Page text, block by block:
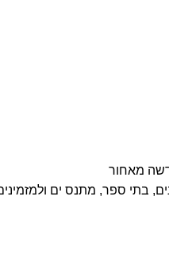
מאחור
בתי ספר, מתנס ים